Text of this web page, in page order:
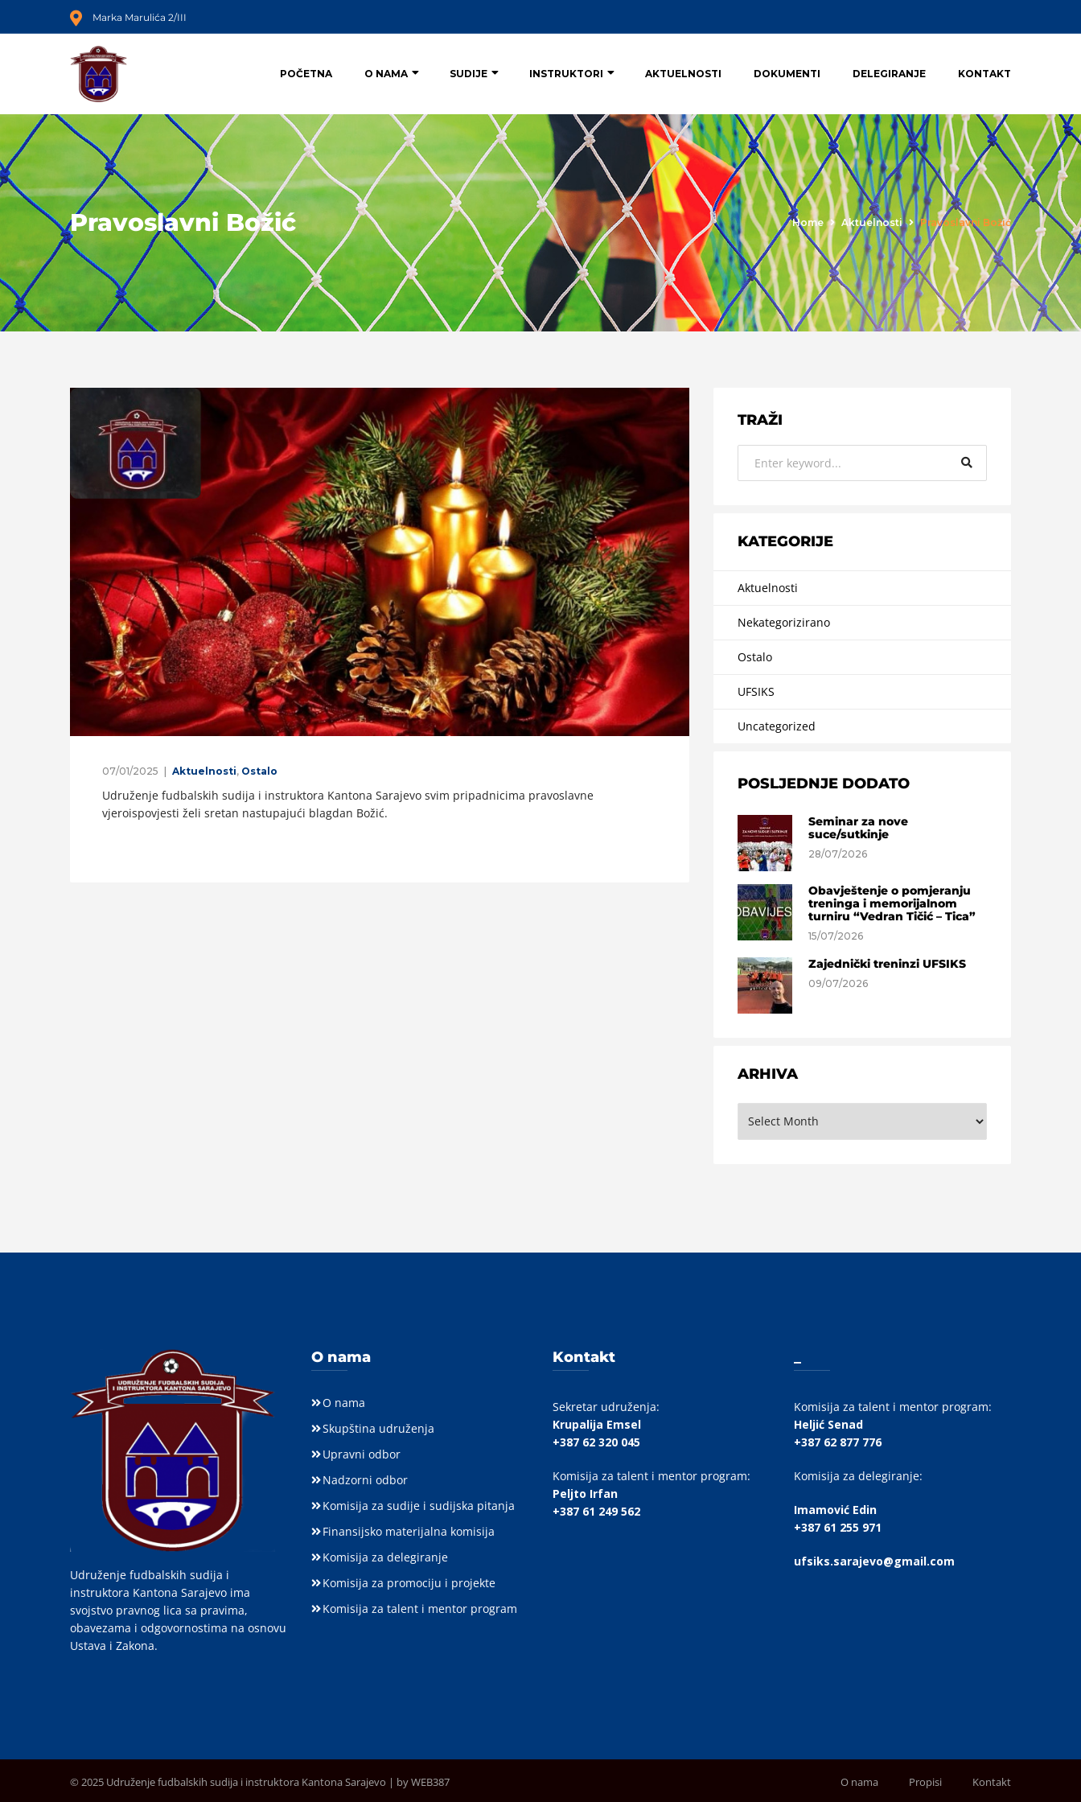
Marka Marulića 2/III
POČETNA O NAMA SUDIJE INSTRUKTORI AKTUELNOSTI DOKUMENTI DELEGIRANJE KONTAKT
Pravoslavni Božić Home Aktuelnosti Pravoslavni Božić
07/01/2025 Aktuelnosti, Ostalo
Udruženje fudbalskih sudija i instruktora Kantona Sarajevo svim pripadnicima pravoslavne
vjeroispovjesti želi sretan nastupajući blagdan Božić.
TRAŽI
KATEGORIJE
Aktuelnosti
Nekategorizirano
Ostalo
UFSIKS
Uncategorized
POSLJEDNJE DODATO
Seminar za nove
suce/sutkinje
28/07/2026
Obavještenje o pomjeranju
treninga i memorijalnom
turniru “Vedran Tičić – Tica”
15/07/2026
Zajednički treninzi UFSIKS
09/07/2026
ARHIVA
Udruženje fudbalskih sudija i
instruktora Kantona Sarajevo ima
svojstvo pravnog lica sa pravima,
obavezama i odgovornostima na osnovu
Ustava i Zakona.
O nama
O nama
Skupština udruženja
Upravni odbor
Nadzorni odbor
Komisija za sudije i sudijska pitanja
Finansijsko materijalna komisija
Komisija za delegiranje
Komisija za promociju i projekte
Komisija za talent i mentor program
Kontakt
Sekretar udruženja:
Krupalija Emsel
+387 62 320 045
Komisija za talent i mentor program:
Peljto Irfan
+387 61 249 562
Komisija za talent i mentor program:
Heljić Senad
+387 62 877 776
Komisija za delegiranje:
Imamović Edin
+387 61 255 971
ufsiks.sarajevo@gmail.com
© 2025 Udruženje fudbalskih sudija i instruktora Kantona Sarajevo | by WEB387 O nama Propisi Kontakt